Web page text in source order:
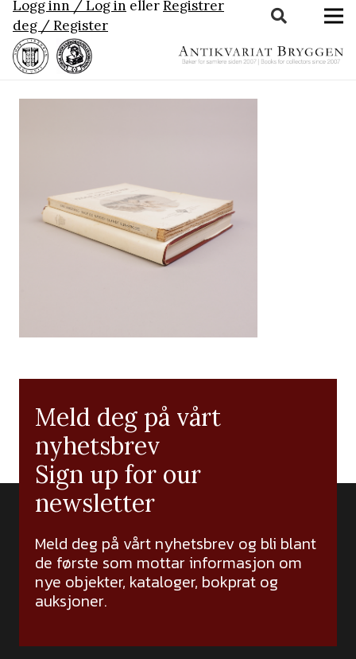
Logg inn / Log in ellerRegistrer
deg / Register
Meld deg på vårt
nyhetsbrev
Sign up for our
newsletter
Meld deg på vårt nyhetsbrev og bli blant
de første som mottar informasjon om
nye objekter, kataloger, bokprat og
auksjoner.